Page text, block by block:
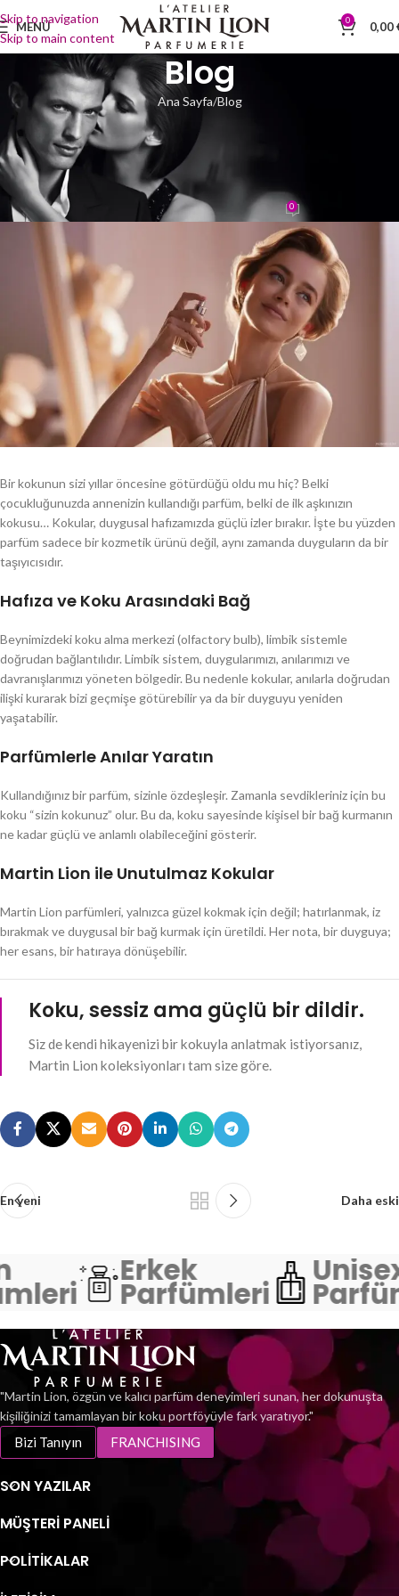
Skip to navigation
Skip to main content
MENÜ 0 0,00
Blog
Ana Sayfa Blog
Parfüm ve Duygusal Hafıza:
Kokuların Gücü
webyonetimTarih: Nisan 22, 2025 0
Bir kokunun sizi yıllar öncesine götürdüğü oldu mu hiç? Belki
çocukluğunuzda annenizin kullandığı parfüm, belki de ilk aşkınızın
kokusu… Kokular, duygusal hafızamızda güçlü izler bırakır. İşte bu yüzden
parfüm sadece bir kozmetik ürünü değil, aynı zamanda duyguların da bir
taşıyıcısıdır.
Hafıza ve Koku Arasındaki Bağ
Beynimizdeki koku alma merkezi (olfactory bulb), limbik sistemle
doğrudan bağlantılıdır. Limbik sistem, duygularımızı, anılarımızı ve
davranışlarımızı yöneten bölgedir. Bu nedenle kokular, anılarla doğrudan
ilişki kurarak bizi geçmişe götürebilir ya da bir duyguyu yeniden
yaşatabilir.
Parfümlerle Anılar Yaratın
Kullandığınız bir parfüm, sizinle özdeşleşir. Zamanla sevdikleriniz için bu
koku “sizin kokunuz” olur. Bu da, koku sayesinde kişisel bir bağ kurmanın
ne kadar güçlü ve anlamlı olabileceğini gösterir.
Martin Lion ile Unutulmaz Kokular
Martin Lion parfümleri, yalnızca güzel kokmak için değil; hatırlanmak, iz
bırakmak ve duygusal bir bağ kurmak için üretildi. Her nota, bir duyguya;
her esans, bir hatıraya dönüşebilir.
Koku, sessiz ama güçlü bir dildir.
Siz de kendi hikayenizi bir kokuyla anlatmak istiyorsanız,
Martin Lion koleksiyonları tam size göre.
En yeni Daha eski
Erkek
Parfümleri
"Martin Lion, özgün ve kalıcı parfüm deneyimleri sunan, her dokunuşta
kişiliğinizi tamamlayan bir koku portföyüyle fark yaratıyor."
Bizi Tanıyın FRANCHISING
SON YAZILAR
MÜŞTERI PANELI
POLİTİKALAR